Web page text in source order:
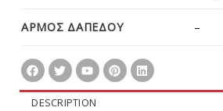
ΑΡΜΟΣ ΔΑΠΕΔΟΥ –
DESCRIPTION